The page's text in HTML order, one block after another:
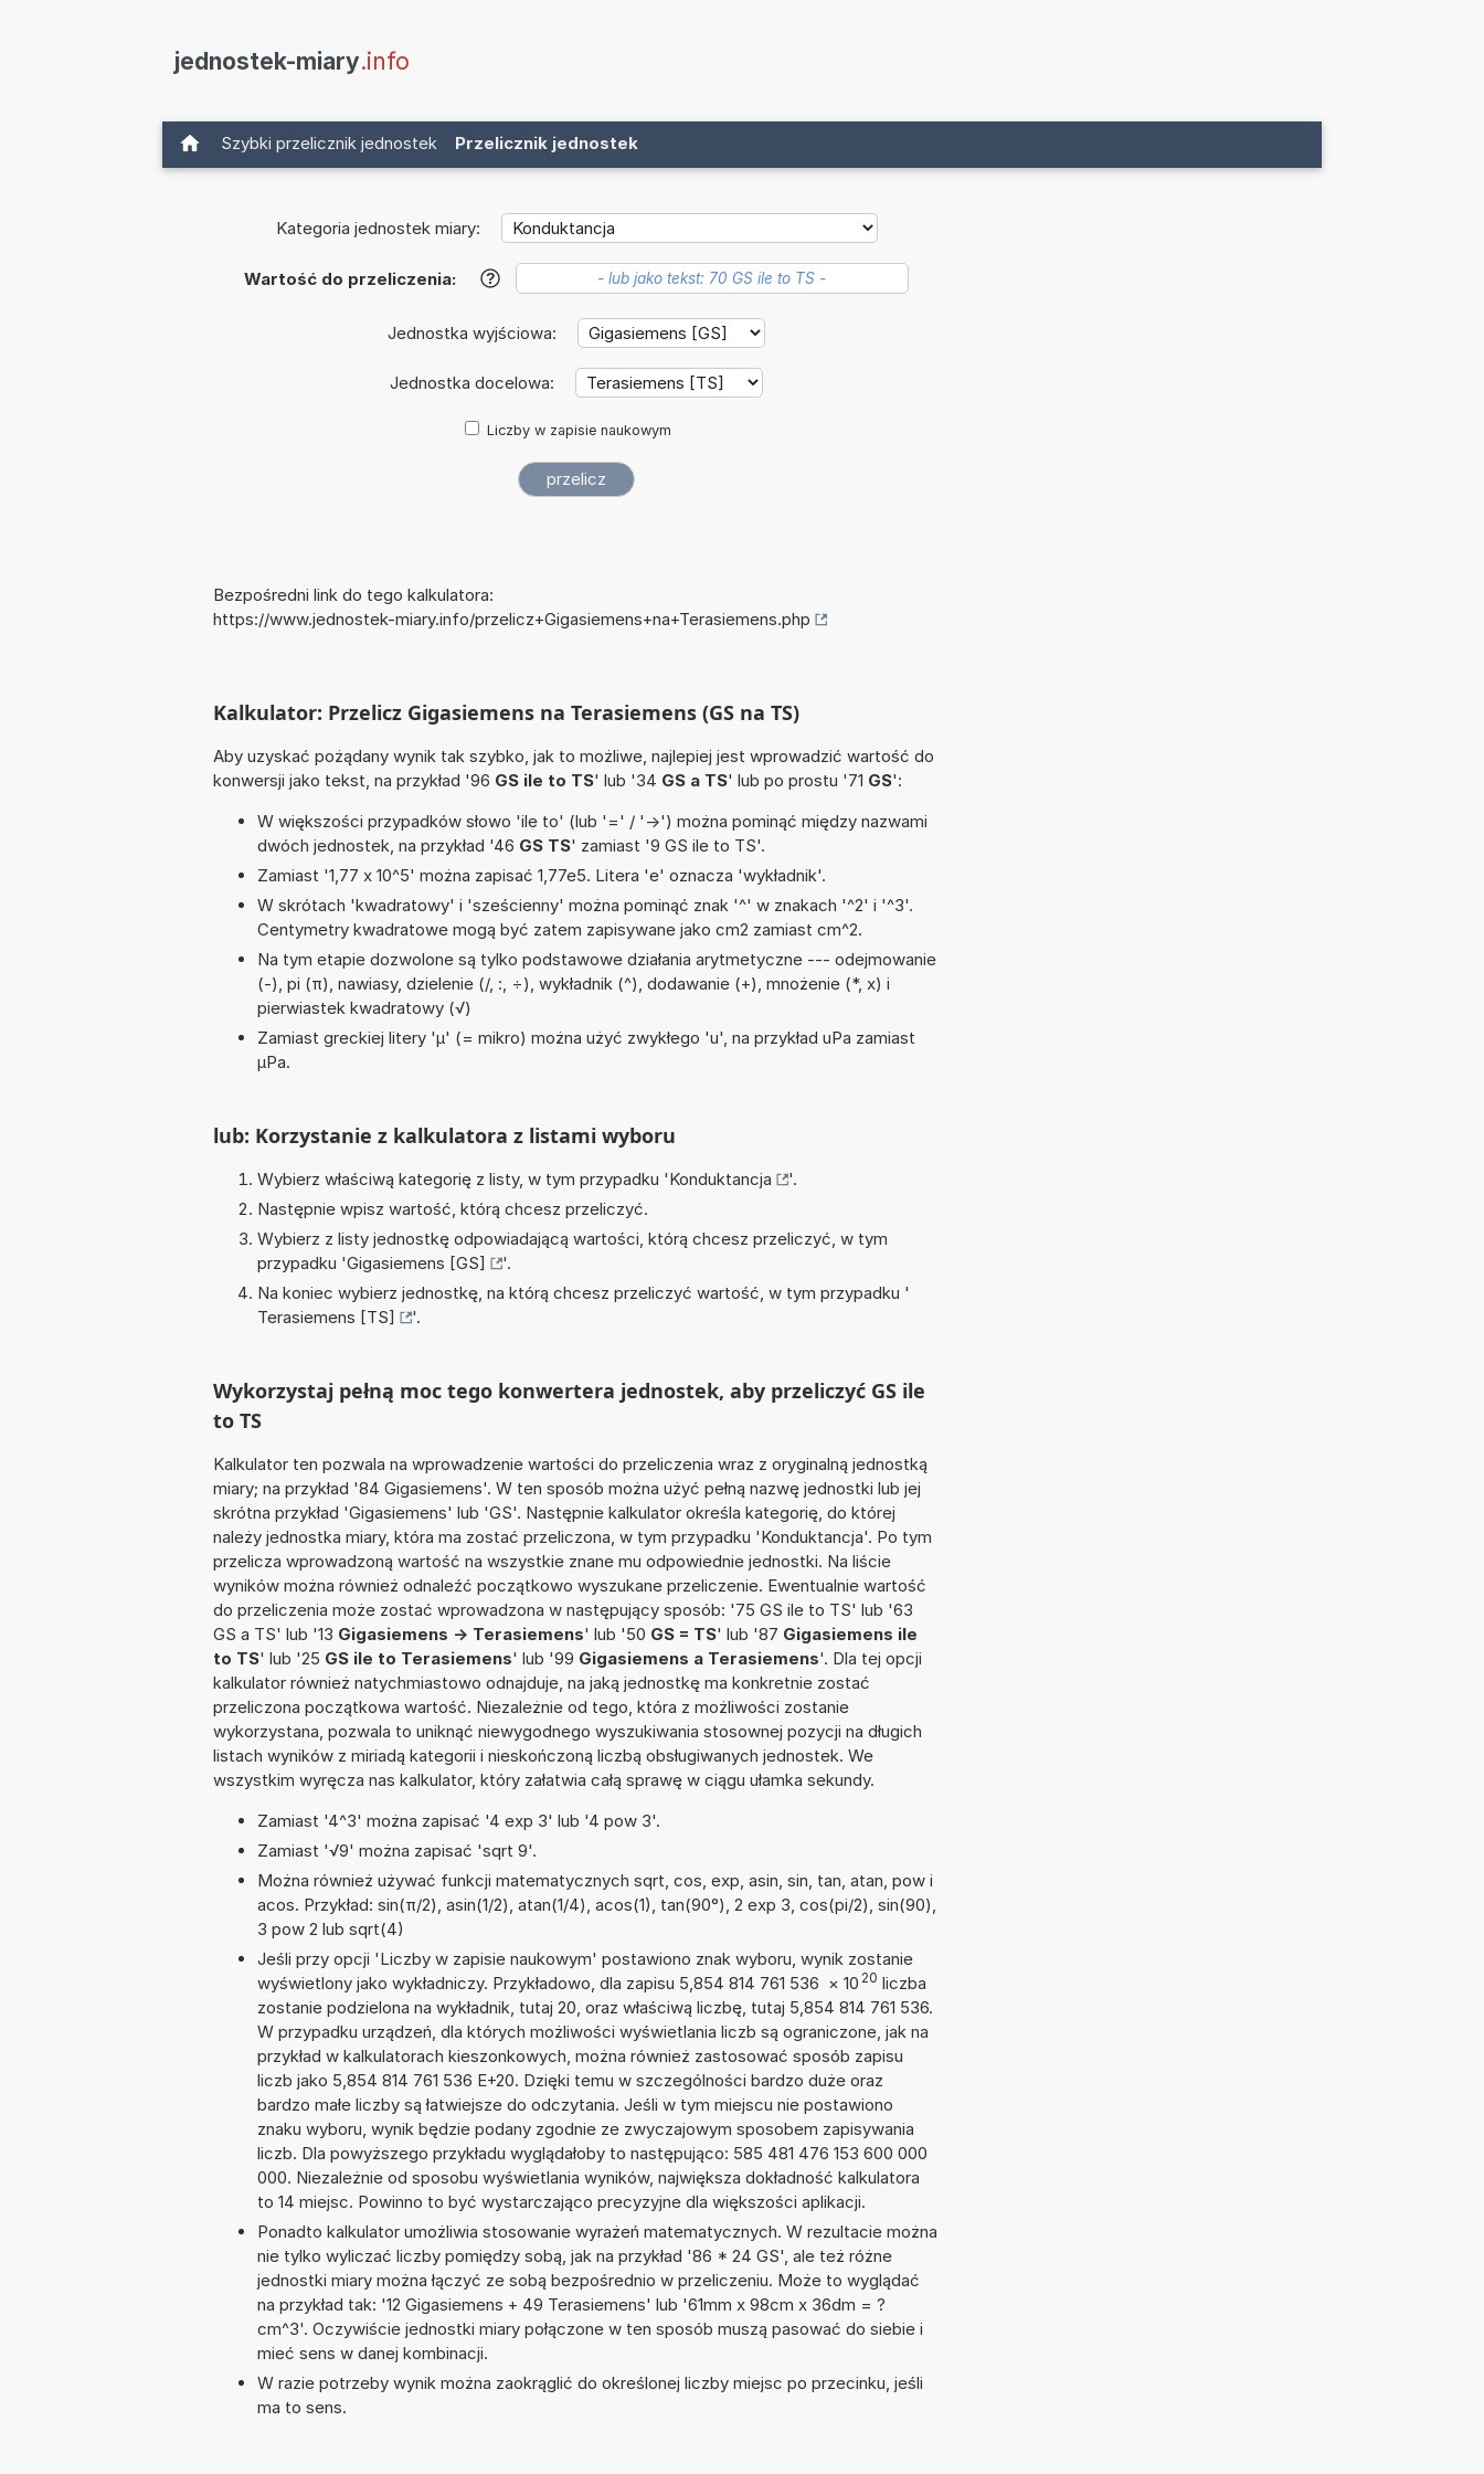
jednostek-miary.info
Szybki przelicznik jednostek Przelicznik jednostek
Kategoria jednostek miary:
Wartość do przeliczenia: ?
Jednostka wyjściowa:
Jednostka docelowa:
Liczby w zapisie naukowym
Bezpośredni link do tego kalkulatora:
https://www.jednostek-miary.info/przelicz+Gigasiemens+na+Terasiemens.php
Kalkulator: Przelicz Gigasiemens na Terasiemens (GS na TS)
Aby uzyskać pożądany wynik tak szybko, jak to możliwe, najlepiej jest wprowadzić wartość do
konwersji jako tekst, na przykład '96 GS ile to TS' lub '34 GS a TS' lub po prostu '71 GS':
W większości przypadków słowo 'ile to' (lub '=' / '->') można pominąć między nazwami
dwóch jednostek, na przykład '46 GS TS' zamiast '9 GS ile to TS'.
Zamiast '1,77 x 10^5' można zapisać 1,77e5. Litera 'e' oznacza 'wykładnik'.
W skrótach 'kwadratowy' i 'sześcienny' można pominąć znak '^' w znakach '^2' i '^3'.
Centymetry kwadratowe mogą być zatem zapisywane jako cm2 zamiast cm^2.
Na tym etapie dozwolone są tylko podstawowe działania arytmetyczne --- odejmowanie
(-), pi (π), nawiasy, dzielenie (/, :, ÷), wykładnik (^), dodawanie (+), mnożenie (*, x) i
pierwiastek kwadratowy (√)
Zamiast greckiej litery 'µ' (= mikro) można użyć zwykłego 'u', na przykład uPa zamiast
µPa.
lub: Korzystanie z kalkulatora z listami wyboru
Wybierz właściwą kategorię z listy, w tym przypadku 'Konduktancja
'.
Następnie wpisz wartość, którą chcesz przeliczyć.
Wybierz z listy jednostkę odpowiadającą wartości, którą chcesz przeliczyć, w tym
przypadku 'Gigasiemens [GS]
'.
Na koniec wybierz jednostkę, na którą chcesz przeliczyć wartość, w tym przypadku '
Terasiemens [TS]
'.
Wykorzystaj pełną moc tego konwertera jednostek, aby przeliczyć GS ile
to TS
Kalkulator ten pozwala na wprowadzenie wartości do przeliczenia wraz z oryginalną jednostką
miary; na przykład '84 Gigasiemens'. W ten sposób można użyć pełną nazwę jednostki lub jej
skrótna przykład 'Gigasiemens' lub 'GS'. Następnie kalkulator określa kategorię, do której
należy jednostka miary, która ma zostać przeliczona, w tym przypadku 'Konduktancja'. Po tym
przelicza wprowadzoną wartość na wszystkie znane mu odpowiednie jednostki. Na liście
wyników można również odnaleźć początkowo wyszukane przeliczenie. Ewentualnie wartość
do przeliczenia może zostać wprowadzona w następujący sposób: '75 GS ile to TS' lub '63
GS a TS' lub '13 Gigasiemens -> Terasiemens' lub '50 GS = TS' lub '87 Gigasiemens ile
to TS' lub '25 GS ile to Terasiemens' lub '99 Gigasiemens a Terasiemens'. Dla tej opcji
kalkulator również natychmiastowo odnajduje, na jaką jednostkę ma konkretnie zostać
przeliczona początkowa wartość. Niezależnie od tego, która z możliwości zostanie
wykorzystana, pozwala to uniknąć niewygodnego wyszukiwania stosownej pozycji na długich
listach wyników z miriadą kategorii i nieskończoną liczbą obsługiwanych jednostek. We
wszystkim wyręcza nas kalkulator, który załatwia całą sprawę w ciągu ułamka sekundy.
Zamiast '4^3' można zapisać '4 exp 3' lub '4 pow 3'.
Zamiast '√9' można zapisać 'sqrt 9'.
Można również używać funkcji matematycznych sqrt, cos, exp, asin, sin, tan, atan, pow i
acos. Przykład: sin(π/2), asin(1/2), atan(1/4), acos(1), tan(90°), 2 exp 3, cos(pi/2), sin(90),
3 pow 2 lub sqrt(4)
Jeśli przy opcji 'Liczby w zapisie naukowym' postawiono znak wyboru, wynik zostanie
wyświetlony jako wykładniczy. Przykładowo, dla zapisu 5,854 814 761 536 × 10 20 liczba
zostanie podzielona na wykładnik, tutaj 20, oraz właściwą liczbę, tutaj 5,854 814 761 536.
W przypadku urządzeń, dla których możliwości wyświetlania liczb są ograniczone, jak na
przykład w kalkulatorach kieszonkowych, można również zastosować sposób zapisu
liczb jako 5,854 814 761 536 E+20. Dzięki temu w szczególności bardzo duże oraz
bardzo małe liczby są łatwiejsze do odczytania. Jeśli w tym miejscu nie postawiono
znaku wyboru, wynik będzie podany zgodnie ze zwyczajowym sposobem zapisywania
liczb. Dla powyższego przykładu wyglądałoby to następująco: 585 481 476 153 600 000
000. Niezależnie od sposobu wyświetlania wyników, największa dokładność kalkulatora
to 14 miejsc. Powinno to być wystarczająco precyzyjne dla większości aplikacji.
Ponadto kalkulator umożliwia stosowanie wyrażeń matematycznych. W rezultacie można
nie tylko wyliczać liczby pomiędzy sobą, jak na przykład '86 * 24 GS', ale też różne
jednostki miary można łączyć ze sobą bezpośrednio w przeliczeniu. Może to wyglądać
na przykład tak: '12 Gigasiemens + 49 Terasiemens' lub '61mm x 98cm x 36dm = ?
cm^3'. Oczywiście jednostki miary połączone w ten sposób muszą pasować do siebie i
mieć sens w danej kombinacji.
W razie potrzeby wynik można zaokrąglić do określonej liczby miejsc po przecinku, jeśli
ma to sens.